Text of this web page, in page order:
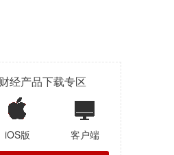
经产品下载专区
iOS版 客户端